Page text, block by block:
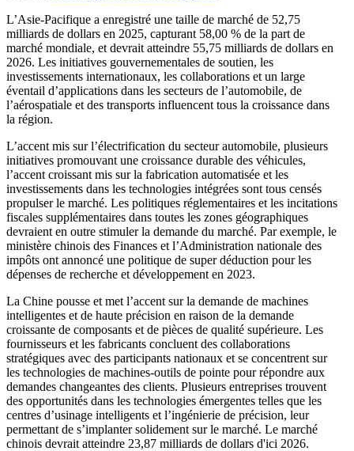
L’Asie-Pacifique a enregistré une taille de marché de 52,75
milliards de dollars en 2025, capturant 58,00 % de la part de
marché mondiale, et devrait atteindre 55,75 milliards de dollars en
2026. Les initiatives gouvernementales de soutien, les
investissements internationaux, les collaborations et un large
éventail d’applications dans les secteurs de l’automobile, de
l’aérospatiale et des transports influencent tous la croissance dans
la région.
L’accent mis sur l’électrification du secteur automobile, plusieurs
initiatives promouvant une croissance durable des véhicules,
l’accent croissant mis sur la fabrication automatisée et les
investissements dans les technologies intégrées sont tous censés
propulser le marché. Les politiques réglementaires et les incitations
fiscales supplémentaires dans toutes les zones géographiques
devraient en outre stimuler la demande du marché. Par exemple, le
ministère chinois des Finances et l’Administration nationale des
impôts ont annoncé une politique de super déduction pour les
dépenses de recherche et développement en 2023.
La Chine pousse et met l’accent sur la demande de machines
intelligentes et de haute précision en raison de la demande
croissante de composants et de pièces de qualité supérieure. Les
fournisseurs et les fabricants concluent des collaborations
stratégiques avec des participants nationaux et se concentrent sur
les technologies de machines-outils de pointe pour répondre aux
demandes changeantes des clients. Plusieurs entreprises trouvent
des opportunités dans les technologies émergentes telles que les
centres d’usinage intelligents et l’ingénierie de précision, leur
permettant de s’implanter solidement sur le marché. Le marché
chinois devrait atteindre 23,87 milliards de dollars d'ici 2026.